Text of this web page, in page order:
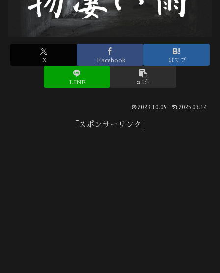
X Facebook はてブ
LINE コピー
2023.10.05 2025.03.14
「スポンサーリンク」